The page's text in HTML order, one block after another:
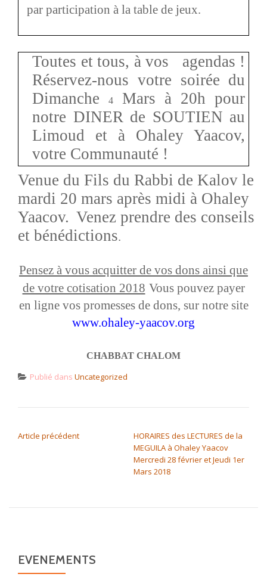
par participation à la table de jeux.
Toutes et tous, à vos agendas !
Réservez-nous votre soirée du
Dimanche4
Mars à 20h pour
notre DINER de SOUTIEN au
Limoud et à Ohaley Yaacov,
votre Communauté !
Venue du Fils du Rabbi de Kalov le
mardi 20 mars après midi à Ohaley
Yaacov. Venez prendre des conseils
et bénédictions.
Pensez à vous acquitter de vos dons ainsi que
de votre cotisation 2018 Vous pouvez payer
en ligne vos promesses de dons, sur notre site
www.ohaley-yaacov.org
CHABBAT CHALOM
Publié dans Uncategorized
Article précédent
HORAIRES des LECTURES de la
MEGUILA à Ohaley Yaacov
Mercredi 28 février et Jeudi 1er
Mars 2018
EVENEMENTS